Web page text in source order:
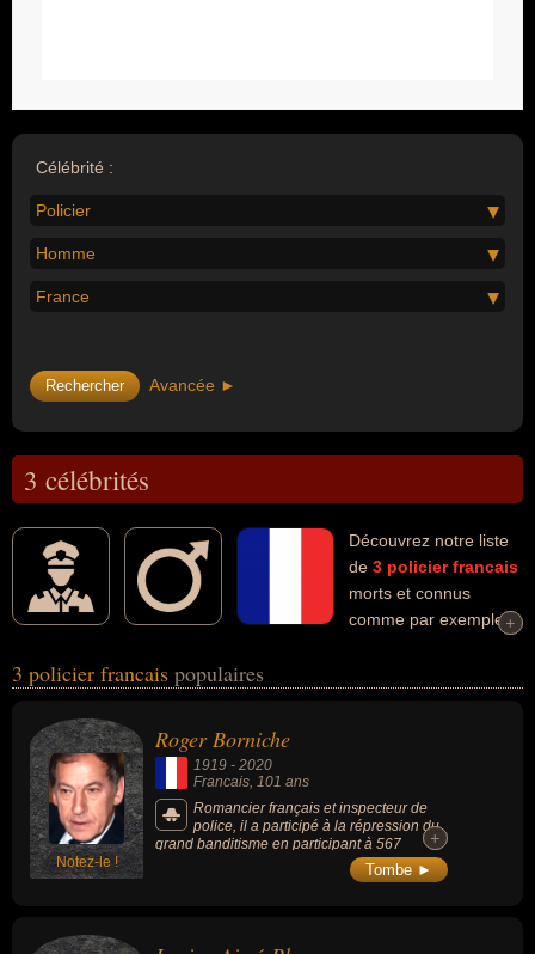
Célébrité :
Policier
Homme
France
Avancée ►
3 célébrités
Découvrez notre liste
de 3 policier francais
morts et connus
comme par exemple :
personnalités (de sexe masculin) peuvent avoir des liens variés
célébrités peuvent également avoir été artiste, écrivain, homme de
loi, romancier, romancier policier, chef de la police, fonctionnaire,
haut fonctionnaire, homme d'état ou préfet.
+
+
3 policier francais populaires
Notez-le !
Roger Borniche
1919 - 2020
Francais, 101 ans
Romancier français et inspecteur de
police, il a participé à la répression du
grand banditisme en participant à 567
arrestations. Il a publié 28 livres dont certains
+
+
Tombe ►